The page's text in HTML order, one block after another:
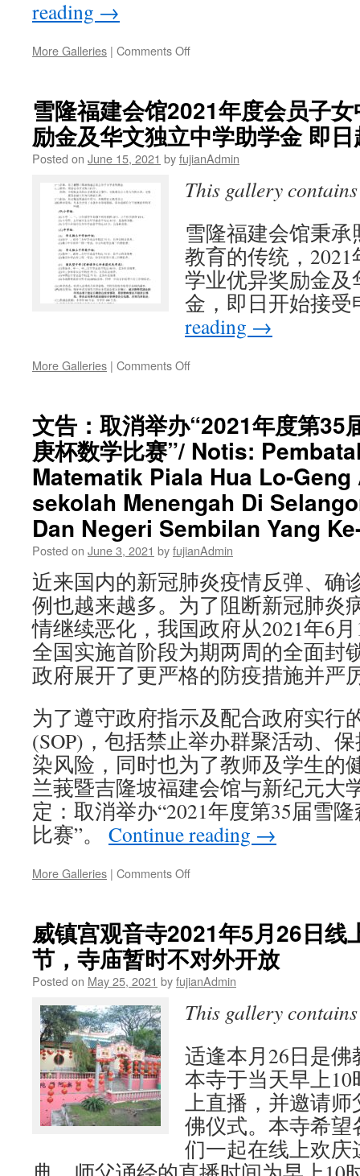
1
大
会
举
行
期
大
会
报
告
书
下
载
reading →
More Galleries | Comments Offon
建
会
馆
2021
度
员
及
会
员
子
女
大
专
日
接
申
请
雪隆福建会馆2021年度会员子
励金及华文独立中学助学金 即
Posted on June 15, 2021 byfujianAdmin
This gallery
雪隆福建会馆秉
教育的传统，
学业优异奖励金
金，即日开始接
reading →
More Galleries | Comments Offon
建
会
馆
2021
度
会
员
子
女
中
小
学
学
业
优
异
励
金
及
华
文
独
立
中
学
日
起
接
受
申
请
文告：取消举办“2021年度第35
庚杯数学比赛”/ Notis:
Matematik Piala Hua Lo-
sekolah Menengah Di
Dan Negeri Sembilan Yang
Posted on June 3, 2021 byfujianAdmin
近来国内的新冠肺炎疫情反弹、确
例也越来越多。为了阻断新冠肺炎
情继续恶化，我国政府从2021年6
全国实施首阶段为期两周的全面封
政府展开了更严格的防疫措施并严
为了遵守政府指示及配合政府实行
(SOP)，包括禁止举办群聚活动、
染风险，同时也为了教师及学生的
兰莪暨吉隆坡福建会馆与新纪元大
定：取消举办“2021年度第35届雪
比赛”。 Continue reading →
More Galleries | Comments Offon
消
举
办“2021
年
第
届
雪
隆
森
中
学
华
罗
威镇宫观音寺2021年5月26日线
节，寺庙暂时不对外开放
Posted on May 25, 2021 byfujianAdmin
This gallery
适逢本月26日是
本寺于当天早上
上直播，并邀请
佛仪式。本寺希
们一起在线上欢